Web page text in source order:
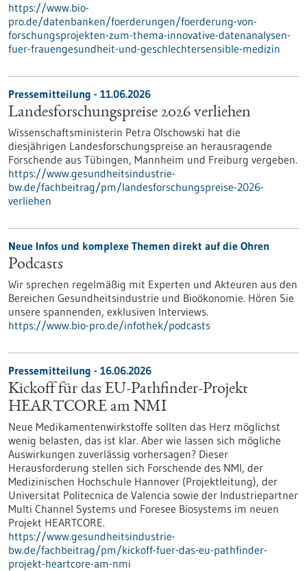
https://www.bio-
pro.de/datenbanken/foerderungen/foerderung-von-
forschungsprojekten-zum-thema-innovative-datenanalysen-
fuer-frauengesundheit-und-geschlechtersensible-medizin
Pressemitteilung - 11.06.2026
Landesforschungspreise 2026 verliehen
Wissenschaftsministerin Petra Olschowski hat die
diesjährigen Landesforschungspreise an herausragende
Forschende aus Tübingen, Mannheim und Freiburg vergeben.
https://www.gesundheitsindustrie-
bw.de/fachbeitrag/pm/landesforschungspreise-2026-
verliehen
Neue Infos und komplexe Themen direkt auf die Ohren
Podcasts
Wir sprechen regelmäßig mit Experten und Akteuren aus den
Bereichen Gesundheitsindustrie und Bioökonomie. Hören Sie
unsere spannenden, exklusiven Interviews.
https://www.bio-pro.de/infothek/podcasts
Pressemitteilung - 16.06.2026
Kickoff für das EU-Pathfinder-Projekt
HEARTCORE am NMI
Neue Medikamentenwirkstoffe sollten das Herz möglichst
wenig belasten, das ist klar. Aber wie lassen sich mögliche
Auswirkungen zuverlässig vorhersagen? Dieser
Herausforderung stellen sich Forschende des NMI, der
Medizinischen Hochschule Hannover (Projektleitung), der
Universitat Politecnica de Valencia sowie der Industriepartner
Multi Channel Systems und Foresee Biosystems im neuen
Projekt HEARTCORE.
https://www.gesundheitsindustrie-
bw.de/fachbeitrag/pm/kickoff-fuer-das-eu-pathfinder-
projekt-heartcore-am-nmi